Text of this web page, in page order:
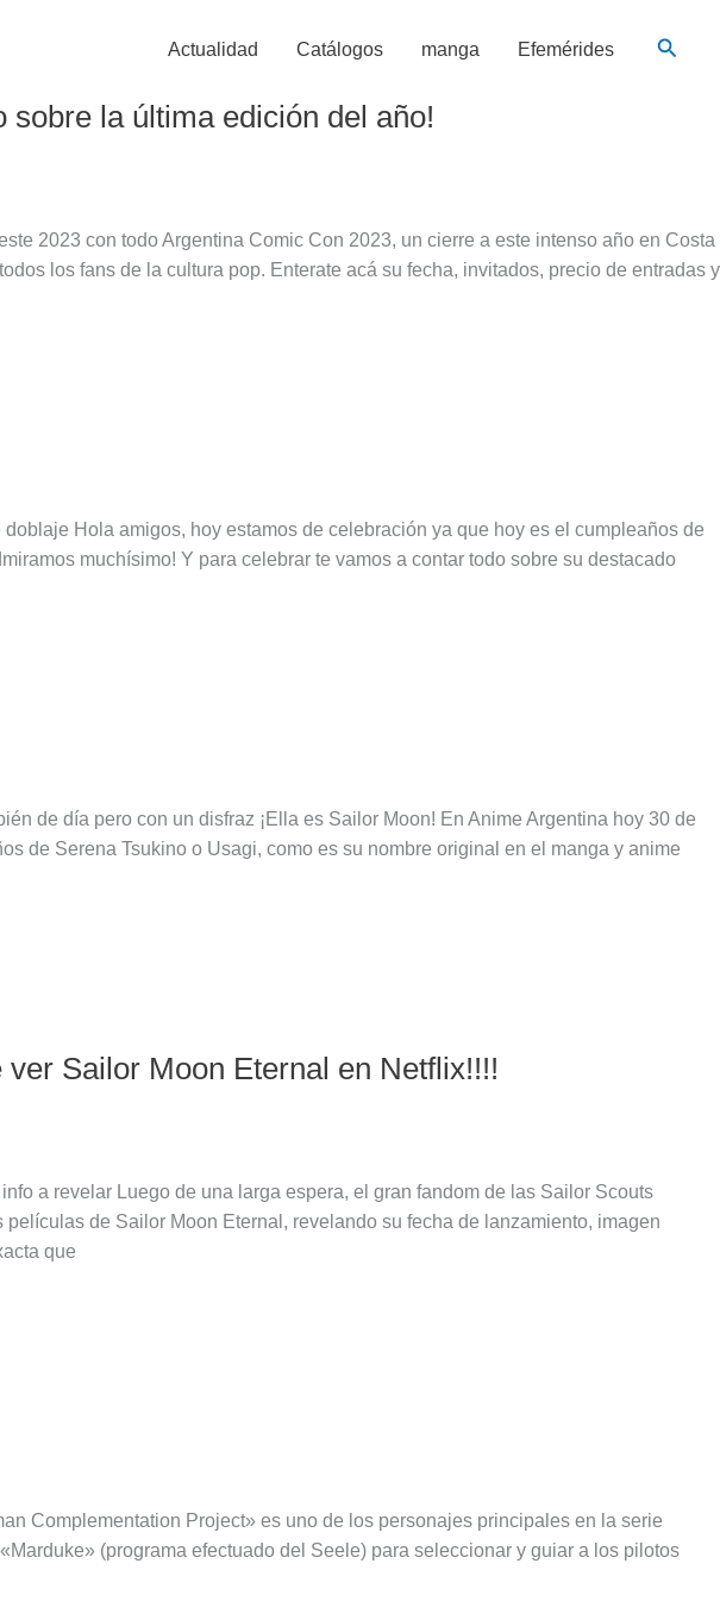
Actualidad Catálogos manga Efemérides
sobre la última edición del año!
2023 con todo Argentina Comic Con 2023, un cierre a este intenso año en Costa
los fans de la cultura pop. Enterate acá su fecha, invitados, precio de entradas y
Hola amigos, hoy estamos de celebración ya que hoy es el cumpleaños de
muchísimo! Y para celebrar te vamos a contar todo sobre su destacado
de día pero con un disfraz ¡Ella es Sailor Moon! En Anime Argentina hoy 30 de
de Serena Tsukino o Usagi, como es su nombre original en el manga y anime
Sailor Moon Eternal en Netflix!!!!
a revelar Luego de una larga espera, el gran fandom de las Sailor Scouts
de Sailor Moon Eternal, revelando su fecha de lanzamiento, imagen
que
Complementation Project» es uno de los personajes principales en la serie
(programa efectuado del Seele) para seleccionar y guiar a los pilotos